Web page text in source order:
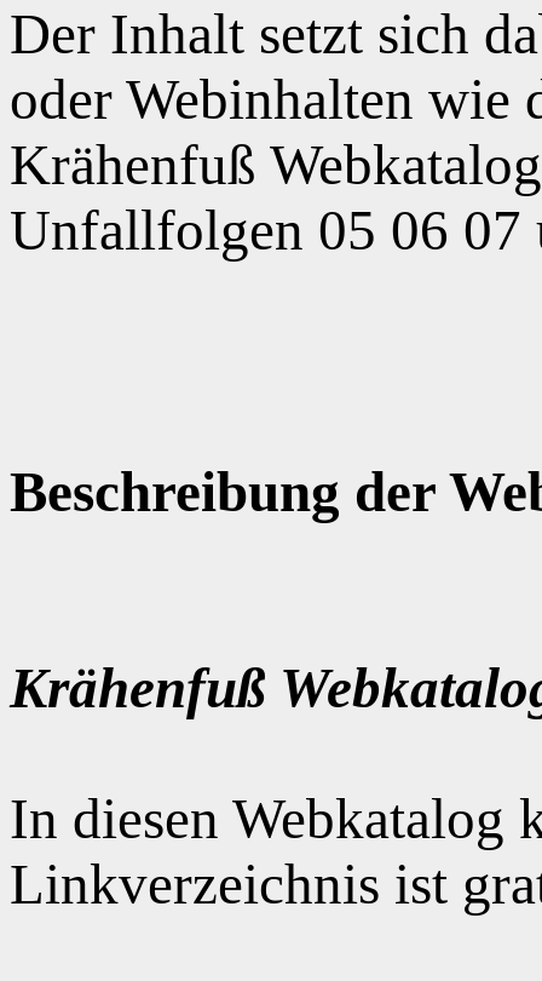
Der Inhalt setzt sich
oder Webinhalten wie
Krähenfuß
Unfallfolgen 05 06 07
Beschreibung der
Krähenfuß
In diesen Webkatalog
Linkverzeichnis ist